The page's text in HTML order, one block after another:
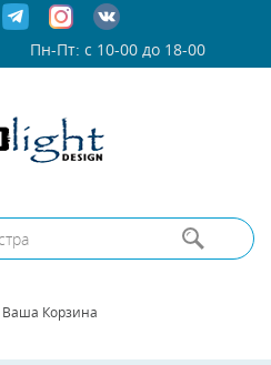
Пн-Пт: с 10-00 до 18-00
Ваша Корзина